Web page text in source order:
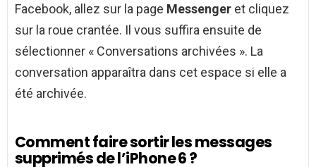
Facebook, allez sur la page Messenger et cliquez
sur la roue crantée. Il vous suffira ensuite de
sélectionner « Conversations archivées ». La
conversation apparaîtra dans cet espace si elle a
été archivée.
Comment faire sortir les messages
supprimés de l’iPhone 6 ?